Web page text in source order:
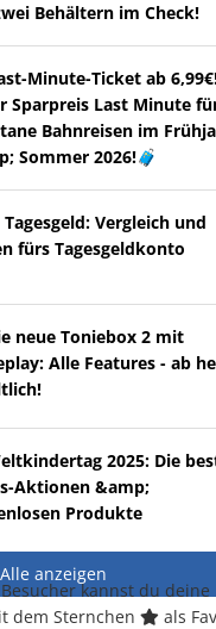
Behältern im Check!
Minute-Ticket ab
Sparpreis Last Minute
Bahnreisen im
Sommer 2026!🧳
Vergleich und
fürs Tagesgeldkonto
neue Toniebox 2 mit
Alle Features - ab
2025: Die
Aktionen &amp;
Produkte
Alle anzeigen
kannst du deine
dem Sternchen
als